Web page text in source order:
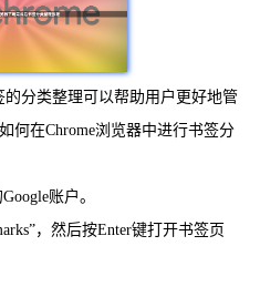
的分类整理可以帮助用户更好地管
何在Chrome浏览器中进行书签分
账户。
，然后按Enter键打开书签页